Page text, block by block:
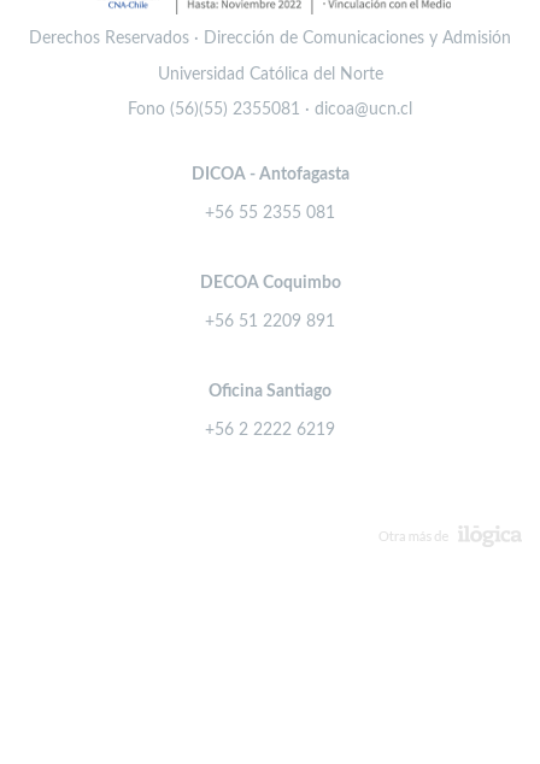
Derechos Reservados · Dirección de Comunicaciones y Admisión
Universidad Católica del Norte
Fono (56)(55) 2355081 · dicoa@ucn.cl
DICOA - Antofagasta
+56 55 2355 081
DECOA Coquimbo
+56 51 2209 891
Oficina Santiago
+56 2 2222 6219